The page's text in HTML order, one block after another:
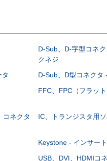
D-Sub、D-字型コネ
クネジ
D-Sub、D型コネクタ
FFC、FPC（フラッ
コネクタ
IC、トランジスタ用
Keystone - インサート
USB、DVI、HDMIコ